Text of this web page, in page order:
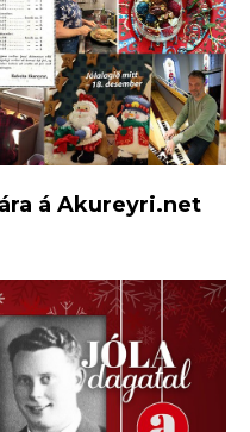
á Akureyri.net